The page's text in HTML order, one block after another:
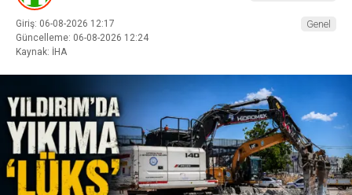
Giriş: 06-08-2026 12:17
Güncelleme: 06-08-2026 12:24
Kaynak: İHA
Genel